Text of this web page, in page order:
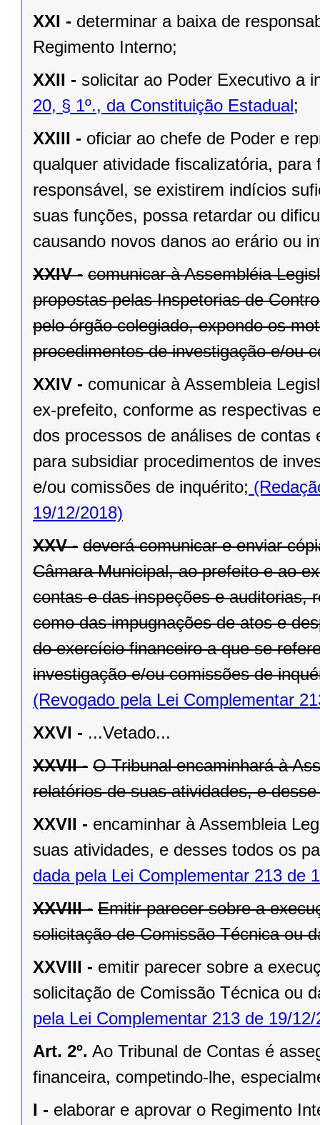
XXI - determinar a baixa de
Regimento Interno;
XXII - solicitar ao Poder Executivo a
20, § 1º., da Constituição Estadual;
XXIII - oficiar ao chefe de Poder e
qualquer atividade fiscalizatória,
responsável, se existirem indícios
suas funções, possa retardar ou
causando novos danos ao erário ou
XXIV - comunicar à Assembléia
propostas pelas Inspetorias de
pelo órgão colegiado, expondo os
procedimentos de investigação e/ou
XXIV - comunicar à Assembleia
ex-prefeito, conforme as respectivas
dos processos de análises de
para subsidiar procedimentos de
e/ou comissões de inquérito;
19/12/2018)
XXV - deverá comunicar e enviar
Câmara Municipal, ao prefeito e ao
contas e das inspeções e auditorias,
como das impugnações de atos e
do exercício financeiro a que se
investigação e/ou comissões de
(Revogado pela Lei Complementar
XXVI - ...Vetado...
XXVII - O Tribunal encaminhará à
relatórios de suas atividades, e
XXVII - encaminhar à Assembleia
suas atividades, e desses todos os
dada pela Lei Complementar 213 de
XXVIII - Emitir parecer sobre a
solicitação de Comissão Técnica ou
XXVIII - emitir parecer sobre a
solicitação de Comissão Técnica ou
pela Lei Complementar 213 de 19/12/
Art. 2º. Ao Tribunal de Contas é
financeira, competindo-lhe,
I - elaborar e aprovar o Regimento